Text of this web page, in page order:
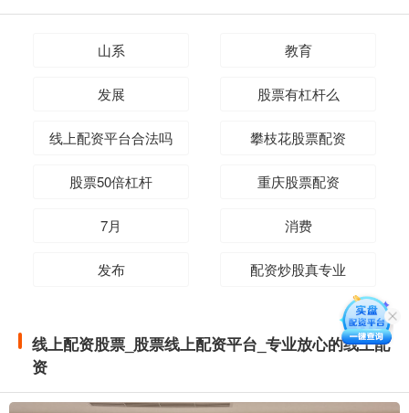
山系 教育
发展 股票有杠杆么
线上配资平台合法吗 攀枝花股票配资
股票50倍杠杆 重庆股票配资
7月 消费
发布 配资炒股真专业
线上配资股票_股票线上配资平台_专业放心的线上配
资